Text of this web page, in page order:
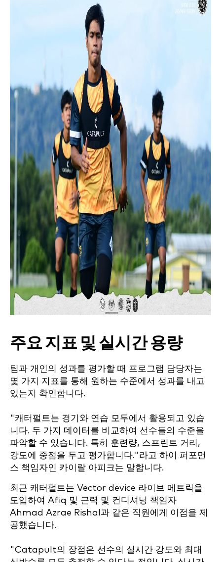
주요 지표 및 실시간 용량
팀과 개인의 성과를 평가할 때 프로그램 담당자는
몇 가지 지표를 통해 원하는 수준에서 성과를 내고
있는지 확인합니다.
"캐터펄트는 경기와 연습 모두에서 활용되고 있습
니다. 두 가지 데이터를 비교하여 선수들의 수준을
파악할 수 있습니다. 특히 훈련량, 스프린트 거리,
강도에 중점을 두고 평가합니다."라고 하이 퍼포먼
스 책임자인 카이랄 아피크는 말합니다.
최근 캐터펄트는 Vector device 라이브 메트릭을
도입하여 Afiq 및 근력 및 컨디셔닝 책임자
Ahmad Azrae Rishal과 같은 직원에게 이점을 제
공했습니다.
"Catapult의 장점은 선수의 실시간 강도와 최대